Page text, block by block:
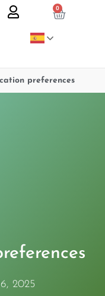
0
preferences
2025